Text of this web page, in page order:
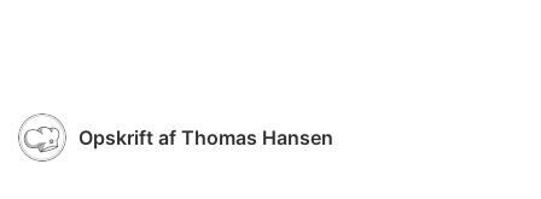
Opskrift af Thomas Hansen